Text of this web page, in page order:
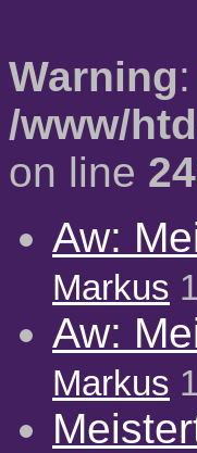
Warning
/www/
on line
Aw:
Markus
Aw:
Markus